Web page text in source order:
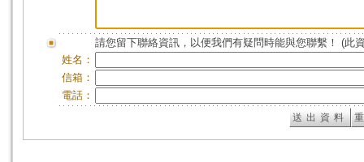
請您留下聯絡資訊，以便我們有疑問時能與您聯繫！ (此
姓名：
信箱：
電話：